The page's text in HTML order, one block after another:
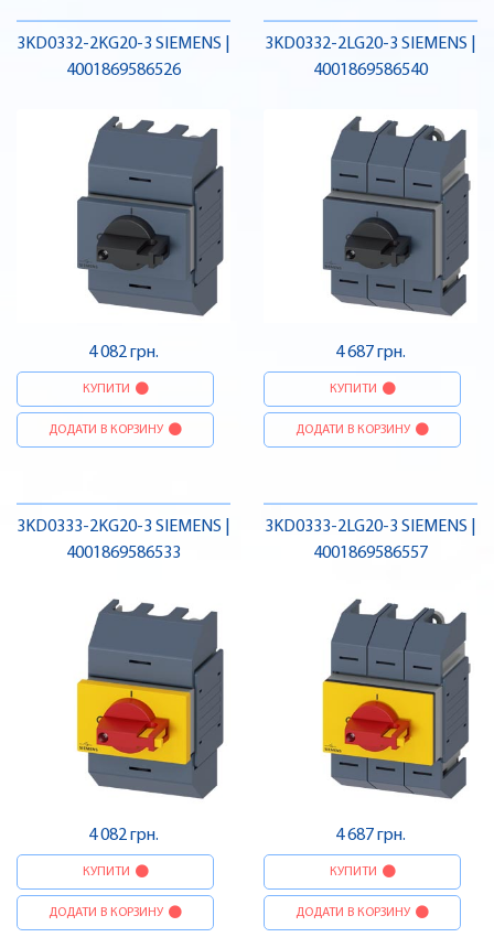
3KD0332-2KG20-3 SIEMENS |
4001869586526
4 082 грн.
КУПИТИ
ДОДАТИ В КОРЗИНУ
3KD0332-2LG20-3 SIEMENS |
4001869586540
4 687 грн.
КУПИТИ
ДОДАТИ В КОРЗИНУ
3KD0333-2KG20-3 SIEMENS |
4001869586533
4 082 грн.
КУПИТИ
ДОДАТИ В КОРЗИНУ
3KD0333-2LG20-3 SIEMENS |
4001869586557
4 687 грн.
КУПИТИ
ДОДАТИ В КОРЗИНУ